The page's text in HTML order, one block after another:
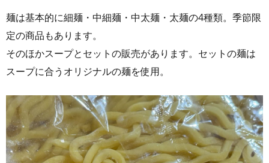
麺は基本的に細麺・中細麺・中太麺・太麺の4種類。季節限
定の商品もあります。
そのほかスープとセットの販売があります。セットの麺は
スープに合うオリジナルの麺を使用。